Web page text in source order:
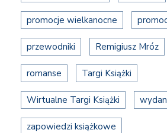
promocje wielkanocne
przewodniki Remigiusz Mróz
romanse Targi Książki
Wirtualne Targi Książki
zapowiedzi książkowe